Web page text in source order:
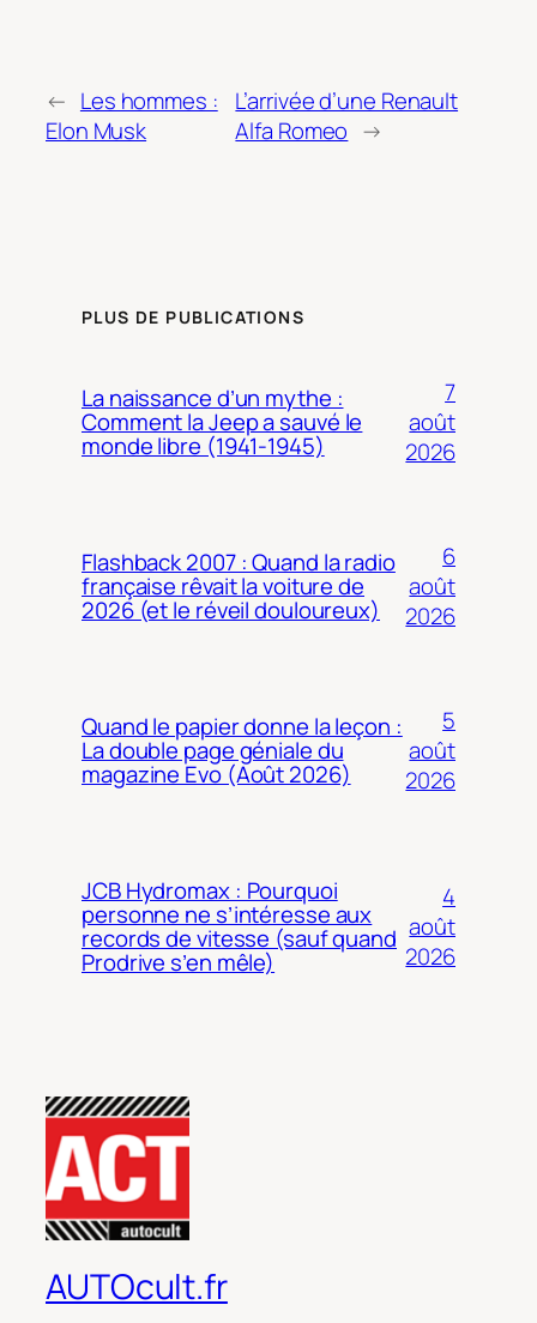
← Les hommes :
Elon Musk
L’arrivée d’une Renault
Alfa Romeo →
PLUS DE PUBLICATIONS
La naissance d’un mythe :
Comment la Jeep a sauvé le
monde libre (1941-1945)
7
août
2026
Flashback 2007 : Quand la radio
française rêvait la voiture de
2026 (et le réveil douloureux)
6
août
2026
Quand le papier donne la leçon :
La double page géniale du
magazine Evo (Août 2026)
5
août
2026
JCB Hydromax : Pourquoi
personne ne s’intéresse aux
records de vitesse (sauf quand
Prodrive s’en mêle)
4
août
2026
AUTOcult.fr